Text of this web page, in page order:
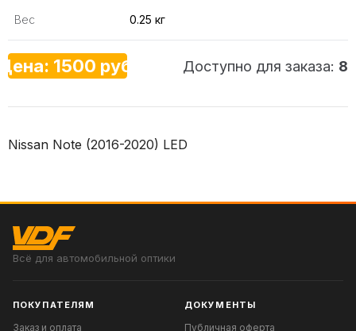
Вес 0.25 кг
1500 руб. Доступно для заказа: 8
Nissan Note (2016-2020) LED
Всё для автомобильной оптики
ПОКУПАТЕЛЯМ
Заказ и оплата
ДОКУМЕНТЫ
Публичная оферта